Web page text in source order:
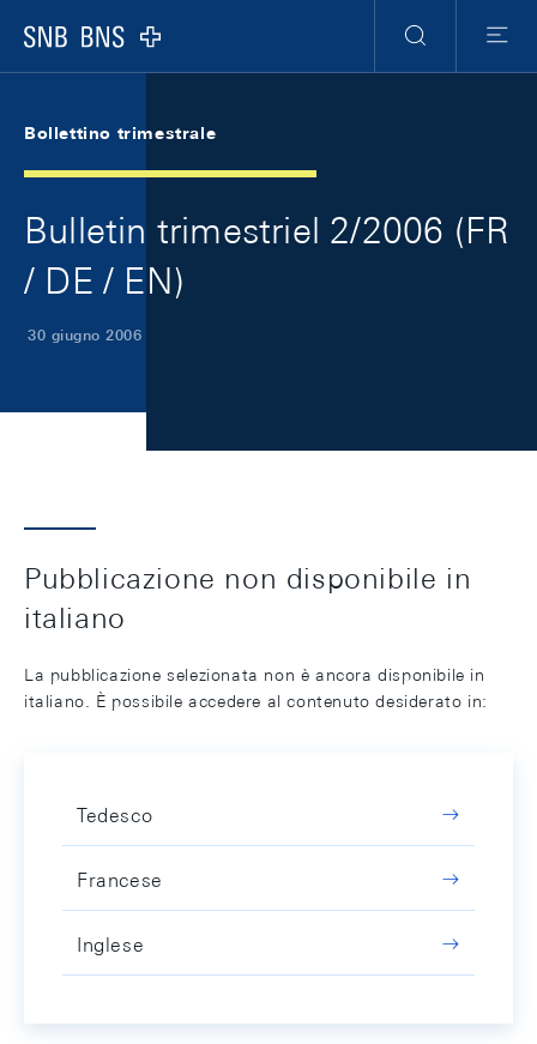
Logo
Ricerca
Menu
Bollettino trimestrale
Bulletin trimestriel 2/2006 (FR
/ DE / EN)
30 giugno 2006
Pubblicazione non disponibile in
italiano
La pubblicazione selezionata non è ancora disponibile in
italiano. È possibile accedere al contenuto desiderato in:
Tedesco
Francese
Inglese